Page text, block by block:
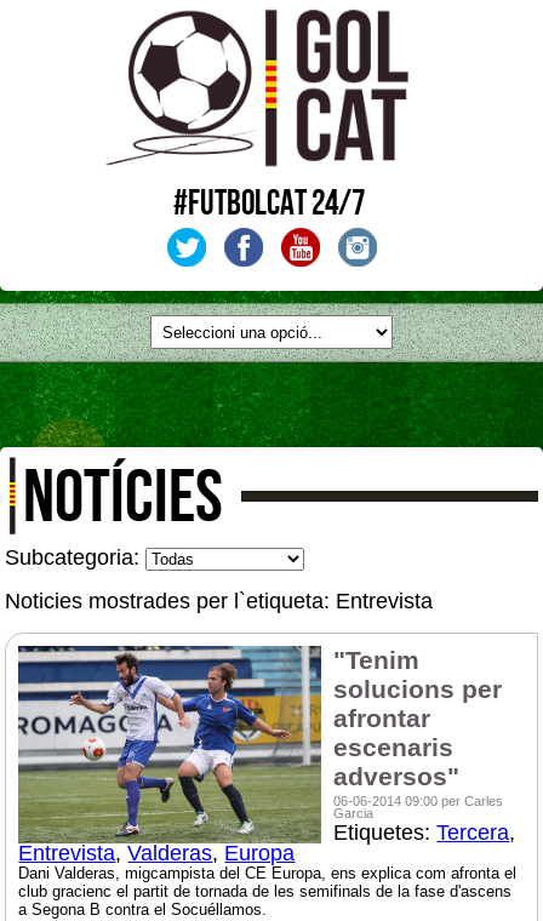
#FUTBOLCAT 24/7
NOTÍCIES
Subcategoria:
Noticies mostrades per l`etiqueta: Entrevista
"Tenim
solucions per
afrontar
escenaris
adversos"
06-06-2014 09:00 per Carles
Garcia
Etiquetes:Tercera,
Entrevista,Valderas, Europa
Dani Valderas, migcampista del CE Europa, ens explica com afronta el
club gracienc el partit de tornada de les semifinals de la fase d'ascens
a Segona B contra el Socuéllamos.